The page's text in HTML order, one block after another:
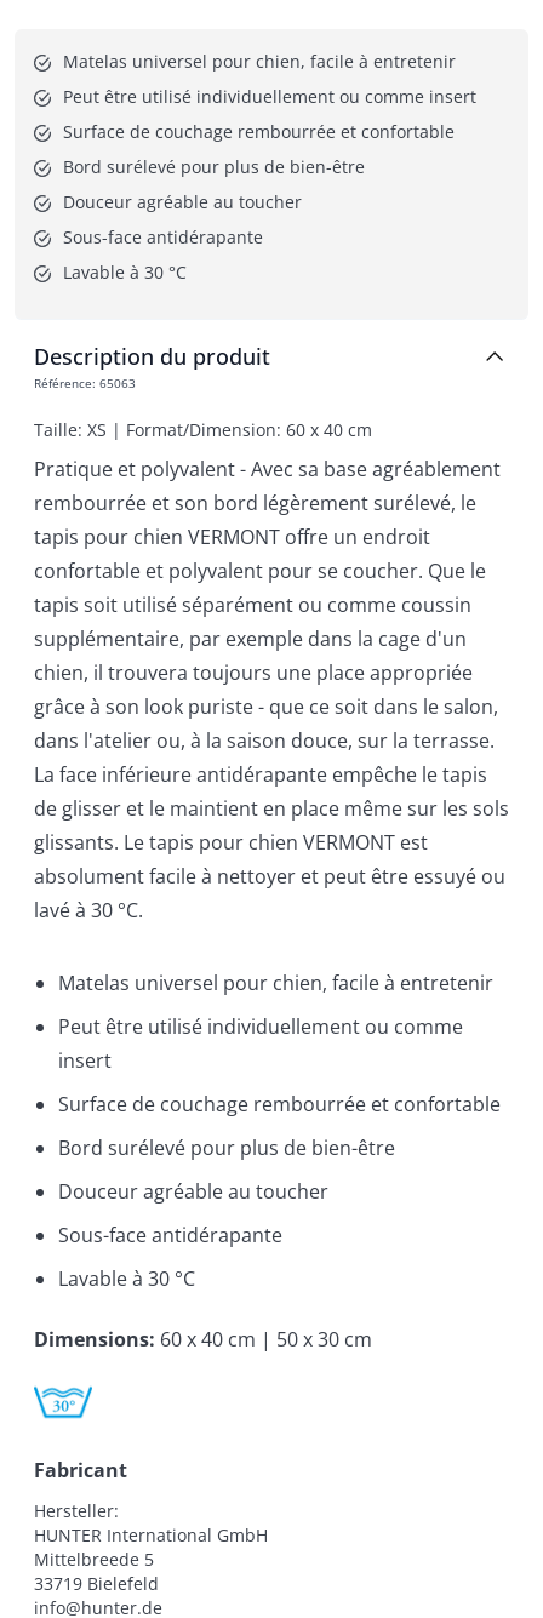
Matelas universel pour chien, facile à entretenir
Peut être utilisé individuellement ou comme insert
Surface de couchage rembourrée et confortable
Bord surélevé pour plus de bien-être
Douceur agréable au toucher
Sous-face antidérapante
Lavable à 30 °C
Description du produit
Référence: 65063
Taille: XS | Format/Dimension: 60 x 40 cm
Pratique et polyvalent - Avec sa base agréablement
rembourrée et son bord légèrement surélevé, le
tapis pour chien VERMONT offre un endroit
confortable et polyvalent pour se coucher. Que le
tapis soit utilisé séparément ou comme coussin
supplémentaire, par exemple dans la cage d'un
chien, il trouvera toujours une place appropriée
grâce à son look puriste - que ce soit dans le salon,
dans l'atelier ou, à la saison douce, sur la terrasse.
La face inférieure antidérapante empêche le tapis
de glisser et le maintient en place même sur les sols
glissants. Le tapis pour chien VERMONT est
absolument facile à nettoyer et peut être essuyé ou
lavé à 30 °C.
Matelas universel pour chien, facile à entretenir
Peut être utilisé individuellement ou comme
insert
Surface de couchage rembourrée et confortable
Bord surélevé pour plus de bien-être
Douceur agréable au toucher
Sous-face antidérapante
Lavable à 30 °C
Dimensions: 60 x 40 cm | 50 x 30 cm
Fabricant
Hersteller:
HUNTER International GmbH
Mittelbreede 5
33719 Bielefeld
info@hunter.de